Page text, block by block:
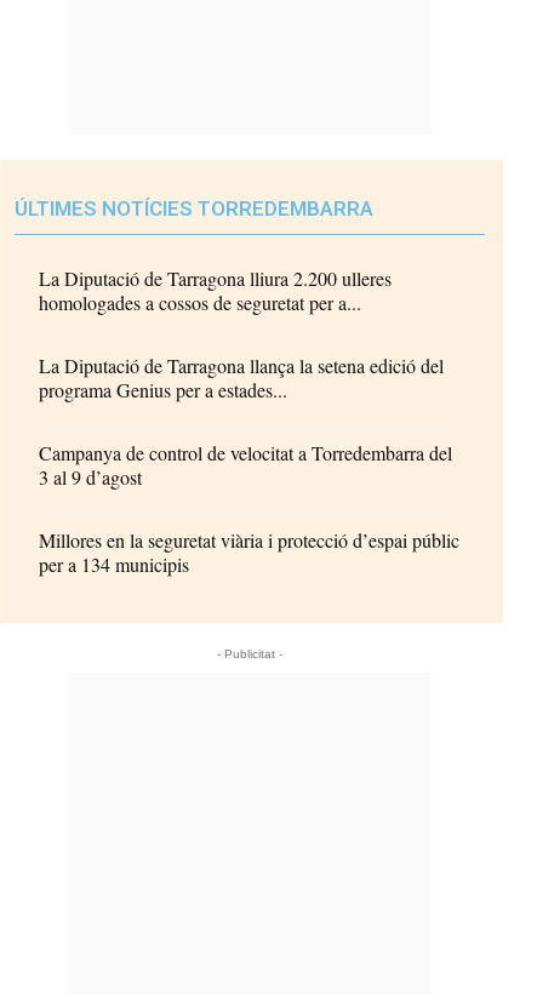
ÚLTIMES NOTÍCIES TORREDEMBARRA
La Diputació de Tarragona lliura 2.200 ulleres
homologades a cossos de seguretat per a...
La Diputació de Tarragona llança la setena edició del
programa Genius per a estades...
Campanya de control de velocitat a Torredembarra del
3 al 9 d’agost
Millores en la seguretat viària i protecció d’espai públic
per a 134 municipis
- Publicitat -